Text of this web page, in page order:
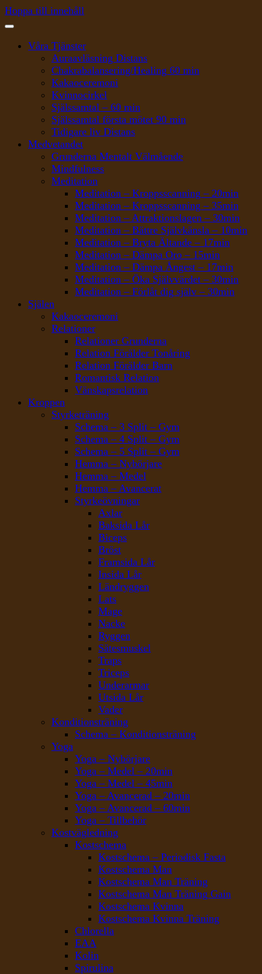
Hoppa till innehåll
Våra Tjänster
Auraavläsning Distans
Chakrabalansering/Healing 60 min
Kakaoceremoni
Kvinnocirkel
Själssamtal – 60 min
Själssamtal första mötet 90 min
Tidigare liv Distans
Medvetandet
Grunderna Mentalt Välmående
Mindfulness
Meditation
Meditation – Kroppsscanning – 20min
Meditation – Kroppsscanning – 35min
Meditation – Attraktionslagen – 30min
Meditation – Bättre Självkänsla – 10min
Meditation – Bryta Ältande – 17min
Meditation – Dämpa Oro – 15min
Meditation – Dämpa Ångest – 17min
Meditation – Öka Självvärdet – 30min
Meditation – Förlåt dig själv – 30min
Själen
Kakaoceremoni
Relationer
Relationer Grunderna
Relation Förälder Tonåring
Relation Förälder Barn
Romantisk Relation
Vänskapsrelation
Kroppen
Styrketräning
Schema – 3 Split – Gym
Schema – 4 Split – Gym
Schema – 5 Split – Gym
Hemma – Nybörjare
Hemma – Medel
Hemma – Avancerat
Styrkeövningar
Axlar
Baksida Lår
Biceps
Bröst
Framsida Lår
Insida Lår
Ländryggen
Lats
Mage
Nacke
Ryggen
Sätesmuskel
Traps
Triceps
Underarmar
Utsida Lår
Vader
Konditionsträning
Schema – Konditionsträning
Yoga
Yoga – Nybörjare
Yoga – Medel – 20min
Yoga – Medel – 45min
Yoga – Avancerad – 20min
Yoga – Avancerad – 60min
Yoga – Tillbehör
Kostvägledning
Kostschema
Kostschema – Periodisk Fasta
Kostschema Man
Kostschema Man Träning
Kostschema Man Träning Gain
Kostschema Kvinna
Kostschema Kvinna Träning
Chlorella
EAA
Kolin
Spirulina